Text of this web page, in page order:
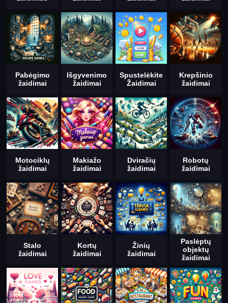
Pabėgimo
žaidimai
Išgyvenimo
žaidimai
Spustelėkite
Žaidimai
Krepšinio
žaidimai
Motociklų
žaidimai
Makiažo
žaidimai
Dviračių
žaidimai
Robotų
žaidimai
Stalo
žaidimai
Kortų
žaidimai
Žinių
žaidimai
Paslėptų
objektų
žaidimai